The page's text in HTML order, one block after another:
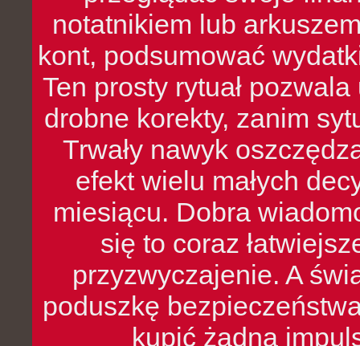
notatnikiem lub
kont, podsumować
Ten prosty rytuał
drobne korekty, zanim
Trwały nawyk
efekt wielu małych
miesiącu. Dobra
się to coraz
przyzwyczajenie. A
poduszkę
kupić żadną